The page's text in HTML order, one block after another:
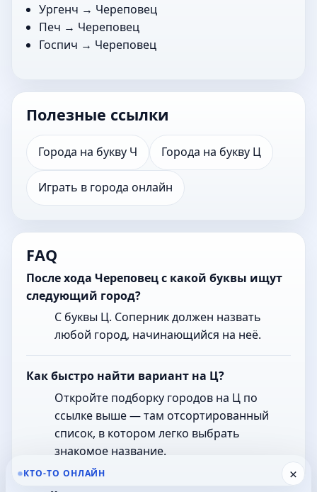
Ургенч → Череповец
Печ → Череповец
Госпич → Череповец
Полезные ссылки
Города на букву Ч Города на букву Ц
Играть в города онлайн
FAQ
После хода Череповец с какой буквы ищут
следующий город?
С буквы Ц. Соперник должен назвать
любой город, начинающийся на неё.
Как быстро найти вариант на Ц?
Откройте подборку городов на Ц по
ссылке выше — там отсортированный
список, в котором легко выбрать
знакомое название.
×
КТО-ТО ОНЛАЙН